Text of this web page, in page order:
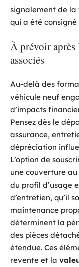
signalement de la
qui a été
À prévoir
associés
Au-delà des
véhicule neuf
d’impacts
Pensez dès le
assurance,
dépréciation
L’option de
une couverture
du profil d’usage
d’entretien, qu’il
maintenance
déterminent la
des pièces
étendue. Ces
revente et la